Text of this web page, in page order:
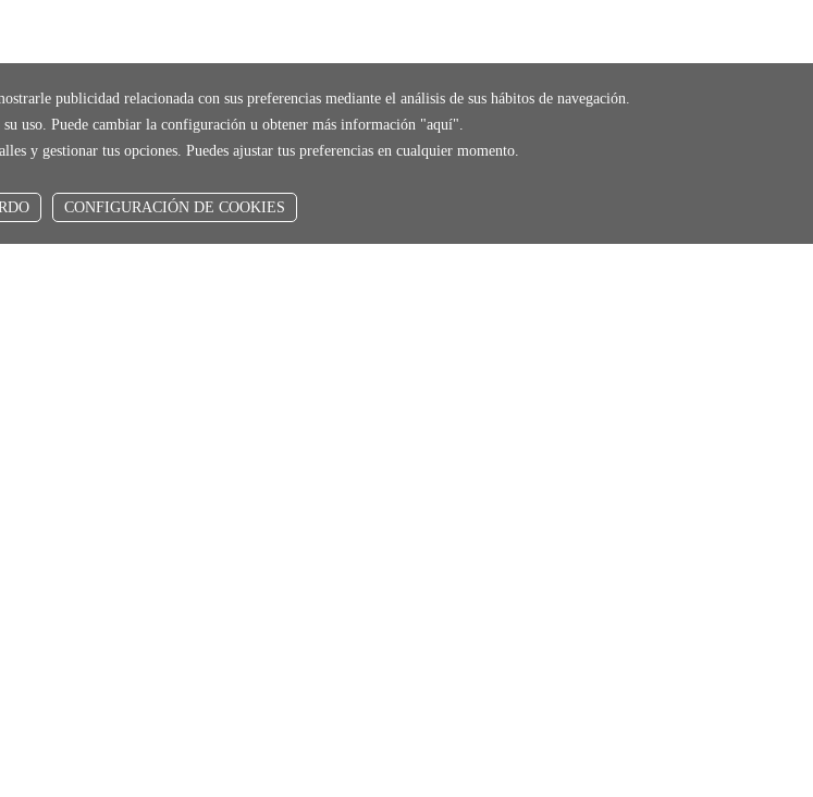
publicidad relacionada con sus preferencias mediante el análisis de sus hábitos de navegación.
su uso. Puede cambiar la configuración u obtener más información "aquí".
y gestionar tus opciones. Puedes ajustar tus preferencias en cualquier momento.
CONFIGURACIÓN DE COOKIES